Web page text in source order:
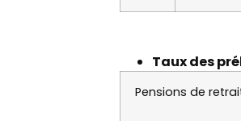
Taux des
Pensions de